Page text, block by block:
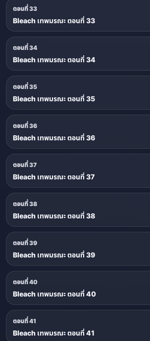
ตอนที่ 33
Bleach เทพมรณะ ตอนที่ 33
ตอนที่ 34
Bleach เทพมรณะ ตอนที่ 34
ตอนที่ 35
Bleach เทพมรณะ ตอนที่ 35
ตอนที่ 36
Bleach เทพมรณะ ตอนที่ 36
ตอนที่ 37
Bleach เทพมรณะ ตอนที่ 37
ตอนที่ 38
Bleach เทพมรณะ ตอนที่ 38
ตอนที่ 39
Bleach เทพมรณะ ตอนที่ 39
ตอนที่ 40
Bleach เทพมรณะ ตอนที่ 40
ตอนที่ 41
Bleach เทพมรณะ ตอนที่ 41